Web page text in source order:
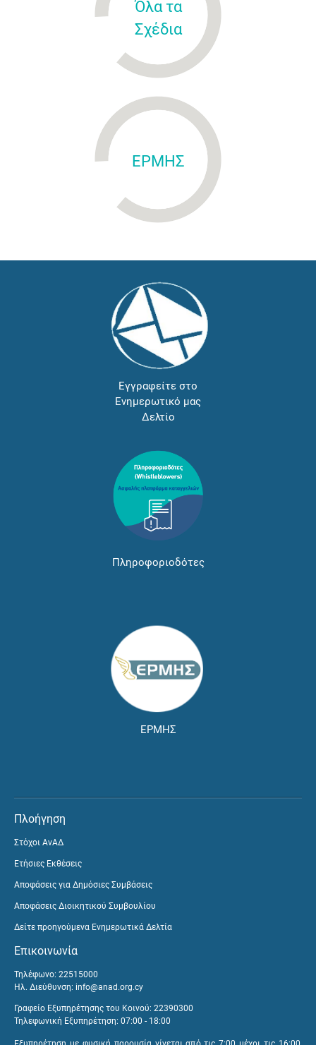
Όλα τα
Σχέδια
ΕΡΜΗΣ
Εγγραφείτε στο
Ενημερωτικό μας
Δελτίο
Πληροφοριοδότες
ΕΡΜΗΣ
Πλοήγηση
Στόχοι ΑνΑΔ
Ετήσιες Εκθέσεις
Αποφάσεις για Δημόσιες Συμβάσεις
Αποφάσεις Διοικητικού Συμβουλίου
Δείτε προηγούμενα Ενημερωτικά Δελτία
Επικοινωνία
Τηλέφωνο: 22515000
Ηλ. Διεύθυνση: info@anad.org.cy
Γραφείο Εξυπηρέτησης του Κοινού: 22390300
Τηλεφωνική Εξυπηρέτηση: 07:00 - 18:00